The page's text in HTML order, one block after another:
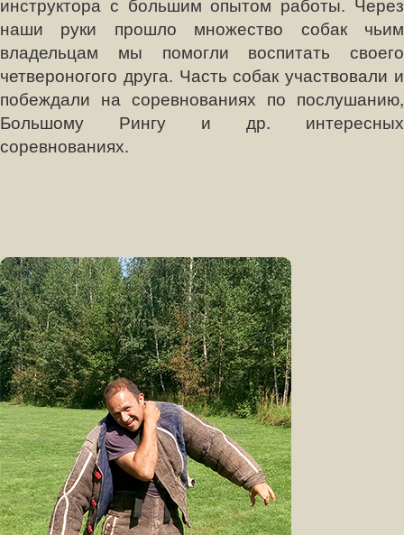
наши руки прошло множество собак чьим
владельцам мы помогли воспитать своего
четвероногого друга. Часть собак участвовали и
побеждали на соревнованиях по послушанию,
Большому Рингу и др. интересных
соревнованиях.